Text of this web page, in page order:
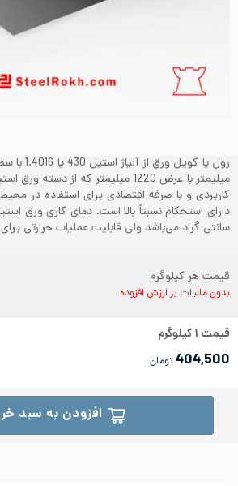
میلیمتر با عرض 1220 میلیمتر که از
کاربردی و با صرفه اقتصادی برای استفاده در
سانتی گراد می‌باشد ولی قابلیت عملیات حرارتی
قیمت هر کیلوگرم
بدون مالیات بر ارزش افزوده
قیمت ۱کیلوگرم
404,500تومان
افزودن به سبد